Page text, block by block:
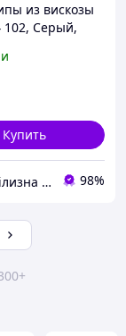
из вискозы
102, Серый,
Купить
Жіноча білизна "Lingerie-opt" 98%